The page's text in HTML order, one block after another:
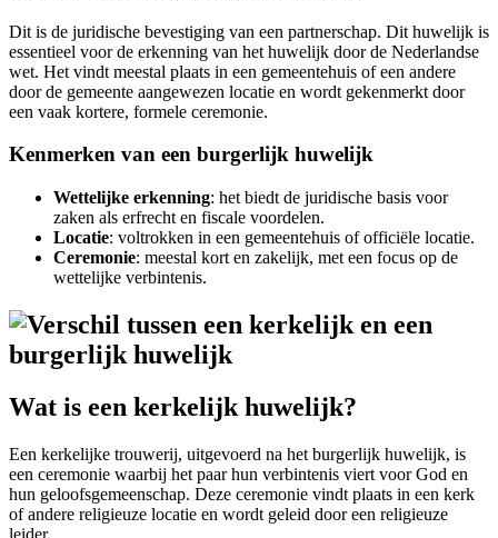
Dit is de juridische bevestiging van een partnerschap. Dit huwelijk is
essentieel voor de erkenning van het huwelijk door de Nederlandse
wet. Het vindt meestal plaats in een gemeentehuis of een andere
door de gemeente aangewezen locatie en wordt gekenmerkt door
een vaak kortere, formele ceremonie.
Kenmerken van een burgerlijk huwelijk
Wettelijke erkenning: het biedt de juridische basis voor
zaken als erfrecht en fiscale voordelen.
Locatie: voltrokken in een gemeentehuis of officiële locatie.
Ceremonie: meestal kort en zakelijk, met een focus op de
wettelijke verbintenis.
Wat is een kerkelijk huwelijk?
Een kerkelijke trouwerij, uitgevoerd na het burgerlijk huwelijk, is
een ceremonie waarbij het paar hun verbintenis viert voor God en
hun geloofsgemeenschap. Deze ceremonie vindt plaats in een kerk
of andere religieuze locatie en wordt geleid door een religieuze
leider.